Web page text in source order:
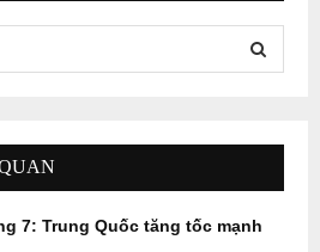
E
A
7: Trung Quốc tăng tốc mạnh